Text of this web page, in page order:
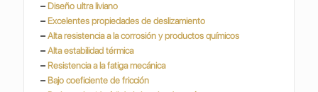
– Diseño ultra liviano
– Excelentes propiedades de deslizamiento
– Alta resistencia a la corrosión y productos químicos
– Alta estabilidad térmica
– Resistencia a la fatiga mecánica
– Bajo coeficiente de fricción